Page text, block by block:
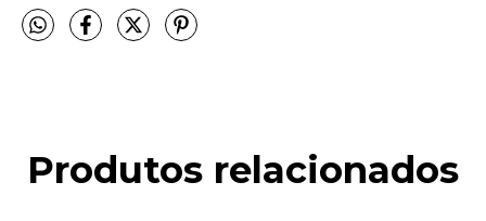
Produtos relacionados